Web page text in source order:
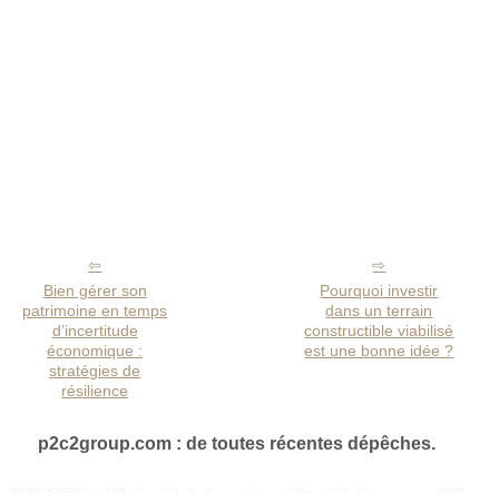
Bien gérer son
patrimoine en temps
d’incertitude
économique :
stratégies de
résilience
Pourquoi investir
dans un terrain
constructible viabilisé
est une bonne idée ?
p2c2group.com : de toutes récentes dépêches.